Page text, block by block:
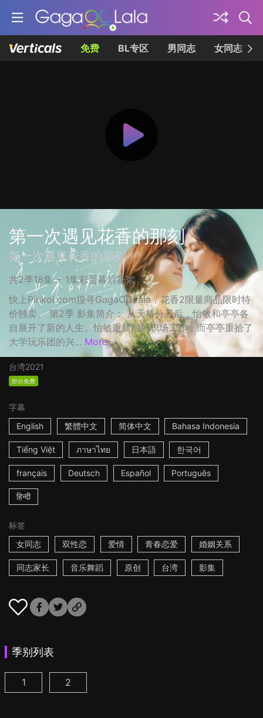
免费 BL专区 男同志 女同志
第一次遇见花香的那刻
第一次遇見花香的那刻
共2季18集 + 1集彩蛋幕后花絮
快上Pinkoi.com搜寻GagaOOLala，花香2限量商品限时特
价独卖。 第2季 影集简介： 从天桥分开后，怡敏和亭亭各
自展开了新的人生。怡敏重新回到职场工作，而亭亭重拾了
大学玩乐团的兴... More
台湾2021
部分免费
字幕
English
繁體中文 简体中文 Bahasa Indonesia
Tiếng Việt ภาษาไทย 日本語 한국어
français Deutsch Español Português
हिन्दी
标签
女同志
双性恋 爱情 青春恋爱 婚姻关系
同志家长 音乐舞蹈 原创 台湾 影集
季别列表
第一次遇见花香的那刻 第1季 第1集
1 第一次遇见花香的那刻 第2季 第1集
2